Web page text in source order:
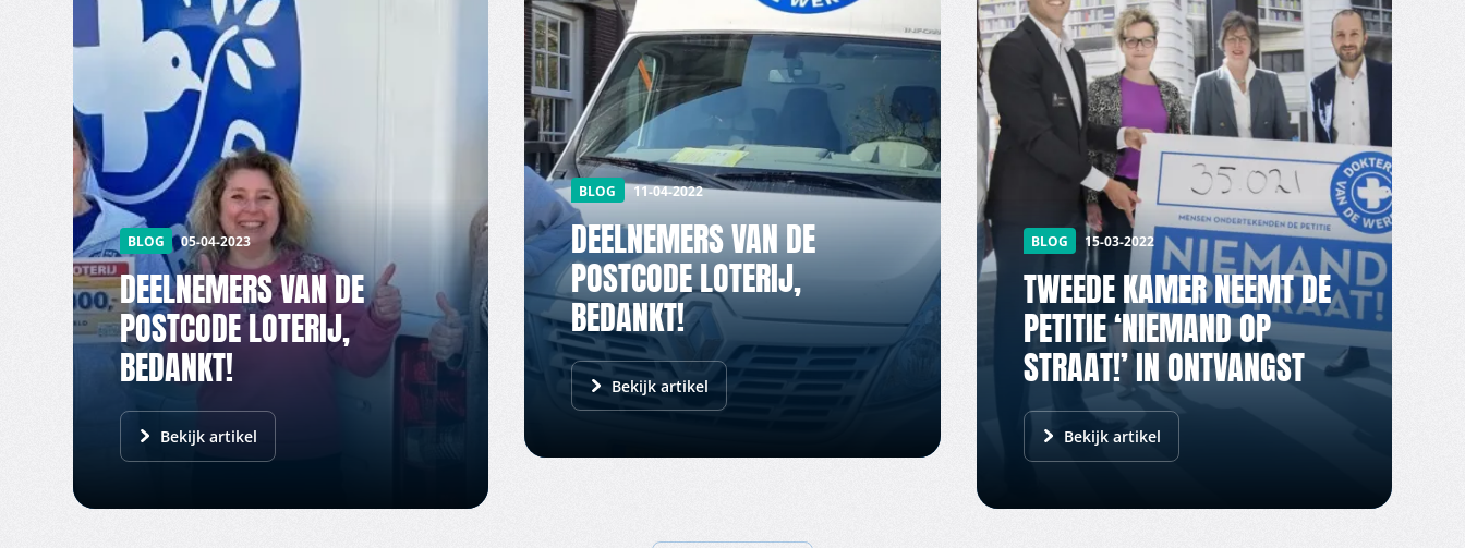
BLOG 05-04-2023
DEELNEMERS VAN DE
POSTCODE LOTERIJ,
BEDANKT!
Bekijk artikel
BLOG 11-04-2022
DEELNEMERS VAN DE
POSTCODE LOTERIJ,
BEDANKT!
Bekijk artikel
BLOG 15-03-2022
TWEEDE KAMER NEEMT DE
PETITIE ‘NIEMAND OP
STRAAT!’ IN ONTVANGST
Bekijk artikel